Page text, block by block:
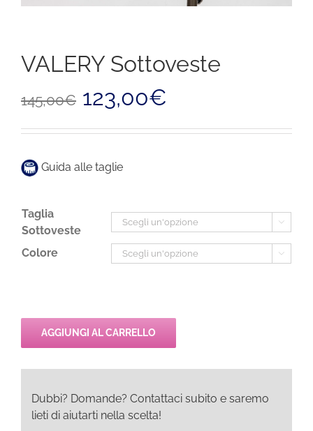
VALERY Sottoveste
145,00€ prezzo
era:
123,00€
è:
Guida alle taglie
Taglia
Sottoveste

Colore 
AGGIUNGI AL CARRELLO
Dubbi? Domande? Contattaci subito e saremo
lieti di aiutarti nella scelta!